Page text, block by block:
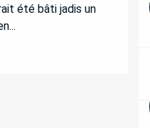
été bâti jadis un